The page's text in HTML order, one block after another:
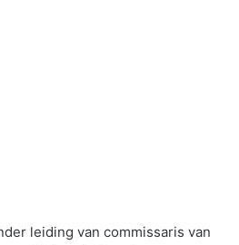
leiding van commissaris van